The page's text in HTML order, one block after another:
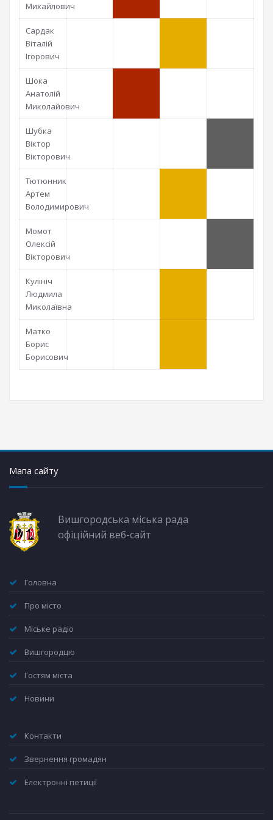
Михайлович
Сардак
Віталій
Ігорович
Шока
Анатолій
Миколайович
Шубка
Віктор
Вікторович
Тютюнник
Артем
Володимирович
Момот
Олексій
Вікторович
Кулініч
Людмила
Миколаївна
Матко
Борис
Борисович
Мапа сайту
Вишгородська міська рада
офіційний веб-сайт
Головна
Про місто
Міське радіо
Вишгородцю
Гостям міста
Новини
Контакти
Звернення громадян
Електронні петиції